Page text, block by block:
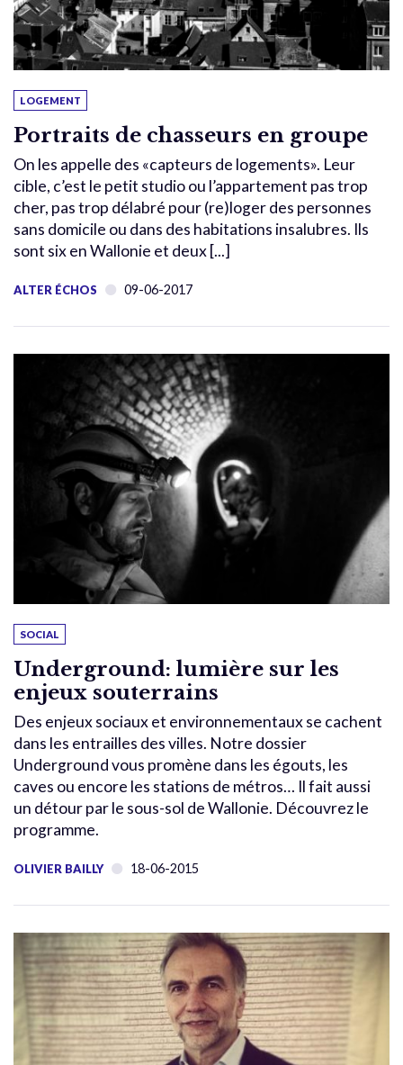
LOGEMENT
Portraits de chasseurs en groupe
On les appelle des «capteurs de logements». Leur
cible, c’est le petit studio ou l’appartement pas trop
cher, pas trop délabré pour (re)loger des personnes
sans domicile ou dans des habitations insalubres. Ils
sont six en Wallonie et deux [...]
ALTER ÉCHOS 09-06-2017
SOCIAL
Underground: lumière sur les
enjeux souterrains
Des enjeux sociaux et environnementaux se cachent
dans les entrailles des villes. Notre dossier
Underground vous promène dans les égouts, les
caves ou encore les stations de métros… Il fait aussi
un détour par le sous-sol de Wallonie. Découvrez le
programme.
OLIVIER BAILLY 18-06-2015